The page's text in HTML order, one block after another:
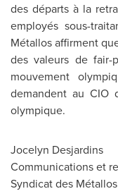
des départs à la
employés sous-
Métallos affirment
des valeurs de
mouvement
demandent au CIO
olympique.
Jocelyn Desjardins
Communications et
Syndicat des Métallos